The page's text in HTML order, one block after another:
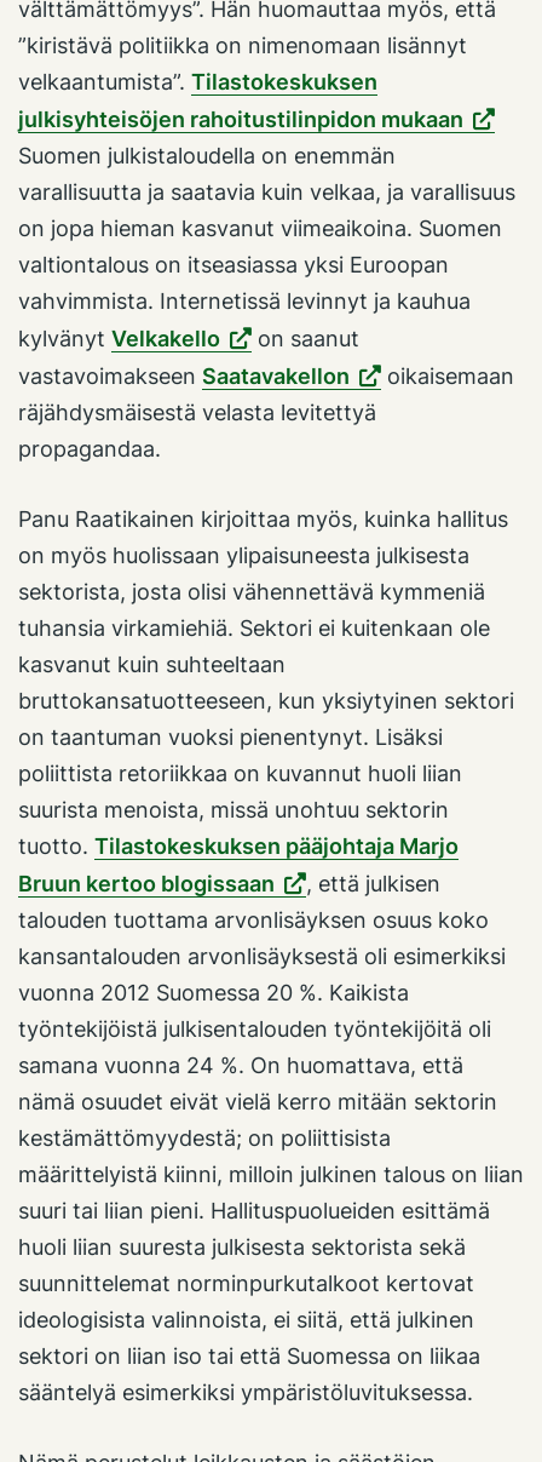
välttämättömyys”. Hän huomauttaa myös, että
”kiristävä politiikka on nimenomaan lisännyt
velkaantumista”. Tilastokeskuksen
julkisyhteisöjen rahoitustilinpidon mukaan
Suomen julkistaloudella on enemmän
varallisuutta ja saatavia kuin velkaa, ja varallisuus
on jopa hieman kasvanut viimeaikoina. Suomen
valtiontalous on itseasiassa yksi Euroopan
vahvimmista. Internetissä levinnyt ja kauhua
kylvänyt Velkakello
on saanut
vastavoimakseen Saatavakellon
oikaisemaan
räjähdysmäisestä velasta levitettyä
propagandaa.
Panu Raatikainen kirjoittaa myös, kuinka hallitus
on myös huolissaan ylipaisuneesta julkisesta
sektorista, josta olisi vähennettävä kymmeniä
tuhansia virkamiehiä. Sektori ei kuitenkaan ole
kasvanut kuin suhteeltaan
bruttokansatuotteeseen, kun yksiytyinen sektori
on taantuman vuoksi pienentynyt. Lisäksi
poliittista retoriikkaa on kuvannut huoli liian
suurista menoista, missä unohtuu sektorin
tuotto. Tilastokeskuksen pääjohtaja Marjo
Bruun kertoo blogissaan
, että julkisen
talouden tuottama arvonlisäyksen osuus koko
kansantalouden arvonlisäyksestä oli esimerkiksi
vuonna 2012 Suomessa 20 %. Kaikista
työntekijöistä julkisentalouden työntekijöitä oli
samana vuonna 24 %. On huomattava, että
nämä osuudet eivät vielä kerro mitään sektorin
kestämättömyydestä; on poliittisista
määrittelyistä kiinni, milloin julkinen talous on liian
suuri tai liian pieni. Hallituspuolueiden esittämä
huoli liian suuresta julkisesta sektorista sekä
suunnittelemat norminpurkutalkoot kertovat
ideologisista valinnoista, ei siitä, että julkinen
sektori on liian iso tai että Suomessa on liikaa
sääntelyä esimerkiksi ympäristöluvituksessa.